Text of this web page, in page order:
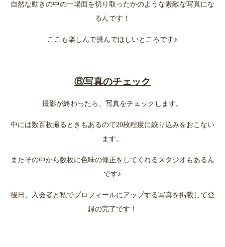
自然な動きの中の一場面を切り取ったかのような素敵な写真にな
るんです！
ここも楽しんで挑んでほしいところです♪
⑥写真のチェック
撮影が終わったら、写真をチェックします。
中には数百枚撮るときもあるので20枚程度に絞り込みをおこない
ます。
またその中から数枚に色味の修正をしてくれるスタジオもあるん
です♪
後日、入会者と私でプロフィールにアップする写真を掲載して登
録の完了です！